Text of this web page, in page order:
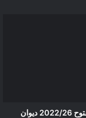
إعلان عن طلب عروض مفتوح 2022/26 ديوان